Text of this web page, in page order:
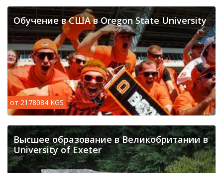
Обучение в США в Oregon State University
от 2178084 KGS
Высшее образование в Великобритании в
University of Exeter